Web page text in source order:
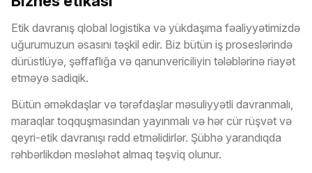
Etik davranış qlobal logistika və yükdaşıma fəaliyyətimizdə
uğurumuzun əsasını təşkil edir. Biz bütün iş proseslərində
dürüstlüyə, şəffaflığa və qanunvericiliyin tələblərinə riayət
etməyə sadiqik.
Bütün əməkdaşlar və tərəfdaşlar məsuliyyətli davranmalı,
maraqlar toqquşmasından yayınmalı və hər cür rüşvət və
qeyri-etik davranışı rədd etməlidirlər. Şübhə yarandıqda
rəhbərlikdən məsləhət almaq təşviq olunur.